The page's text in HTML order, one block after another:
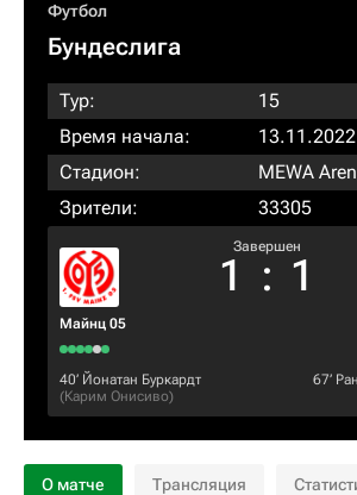
Футбол
Бундеслига
Тур:
15
Время начала:
Стадион:
MEWA
Зрители:
33305
Майнц 05
Завершен
1 : 1
40‎’‎ Йонатан Буркардт
(Карим Онисиво)
67‎’‎
О матче Трансляция